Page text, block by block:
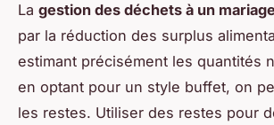
La gestion des déchets à un mariage
par la réduction des surplus
estimant précisément les quantités
en optant pour un style buffet, on
les restes. Utiliser des restes pour